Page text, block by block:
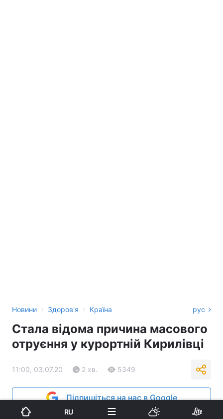
Новини › Здоров'я › Країна рус
Стала відома причина масового
отруєння у курортній Кирилівці
11:00, 03.07.20 2 хв. 5349
Підпишіться на нас в Google
RU